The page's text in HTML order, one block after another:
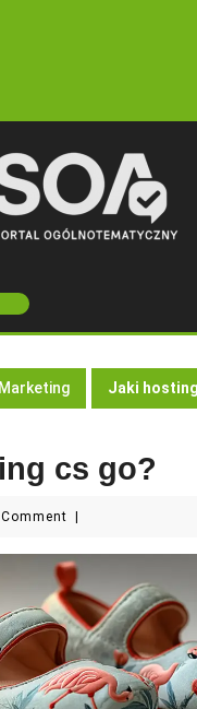
Open
Button
Marketing Jaki
cs go?